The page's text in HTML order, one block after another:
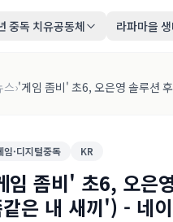
중독 치유공동체 라파마을
스›'게임 좀비' 초6, 오은영 솔루션
임·디지털중독 KR
임 좀비' 초6, 오은
은 내 새끼') - 네